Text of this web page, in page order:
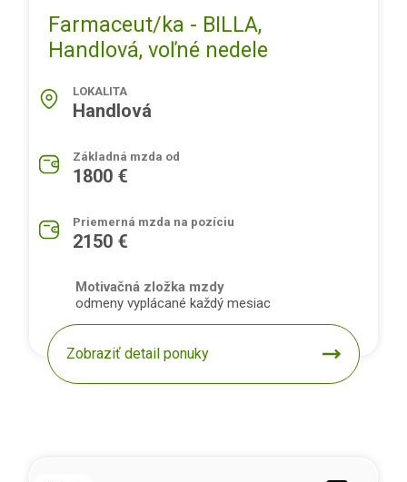
Farmaceut/ka - BILLA,
Handlová, voľné nedele
LOKALITA
Handlová
Základná mzda od
1800 €
Priemerná mzda na pozíciu
2150 €
Motivačná zložka mzdy
odmeny vyplácané každý mesiac
Zobraziť detail ponuky